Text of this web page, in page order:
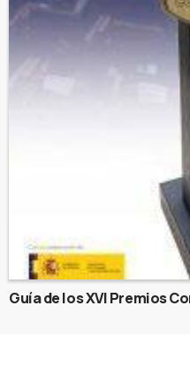
Guía de los XVI Premios